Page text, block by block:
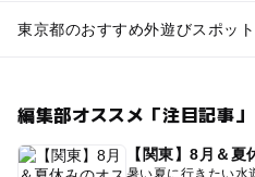
東京都のおすすめ外遊びスポット
編集部オススメ「注目記事」
【関東】8月＆夏